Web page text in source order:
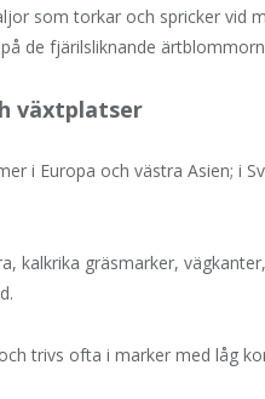
som torkar och spricker vid
de fjärilsliknande
växtplatser
i Europa och västra Asien; i
kalkrika gräsmarker,
trivs ofta i marker med låg